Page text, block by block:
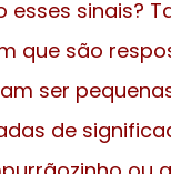
sinais?
que são
ser
de